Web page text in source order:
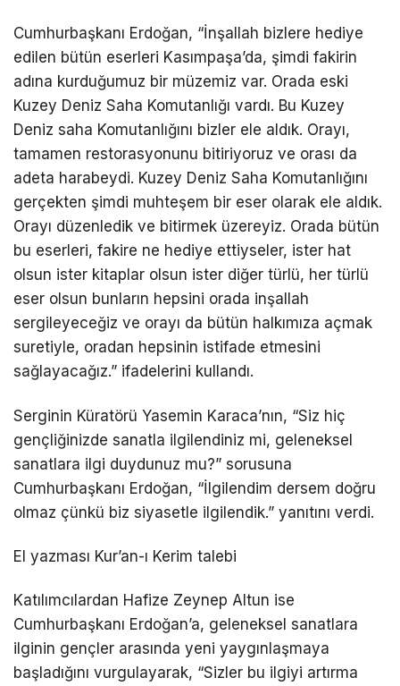
Cumhurbaşkanı Erdoğan, “İnşallah bizlere hediye
edilen bütün eserleri Kasımpaşa’da, şimdi fakirin
adına kurduğumuz bir müzemiz var. Orada eski
Kuzey Deniz Saha Komutanlığı vardı. Bu Kuzey
Deniz saha Komutanlığını bizler ele aldık. Orayı,
tamamen restorasyonunu bitiriyoruz ve orası da
adeta harabeydi. Kuzey Deniz Saha Komutanlığını
gerçekten şimdi muhteşem bir eser olarak ele aldık.
Orayı düzenledik ve bitirmek üzereyiz. Orada bütün
bu eserleri, fakire ne hediye ettiyseler, ister hat
olsun ister kitaplar olsun ister diğer türlü, her türlü
eser olsun bunların hepsini orada inşallah
sergileyeceğiz ve orayı da bütün halkımıza açmak
suretiyle, oradan hepsinin istifade etmesini
sağlayacağız.” ifadelerini kullandı.
Serginin Küratörü Yasemin Karaca’nın, “Siz hiç
gençliğinizde sanatla ilgilendiniz mi, geleneksel
sanatlara ilgi duydunuz mu?” sorusuna
Cumhurbaşkanı Erdoğan, “İlgilendim dersem doğru
olmaz çünkü biz siyasetle ilgilendik.” yanıtını verdi.
El yazması Kur’an-ı Kerim talebi
Katılımcılardan Hafize Zeynep Altun ise
Cumhurbaşkanı Erdoğan’a, geleneksel sanatlara
ilginin gençler arasında yeni yaygınlaşmaya
başladığını vurgulayarak, “Sizler bu ilgiyi artırma